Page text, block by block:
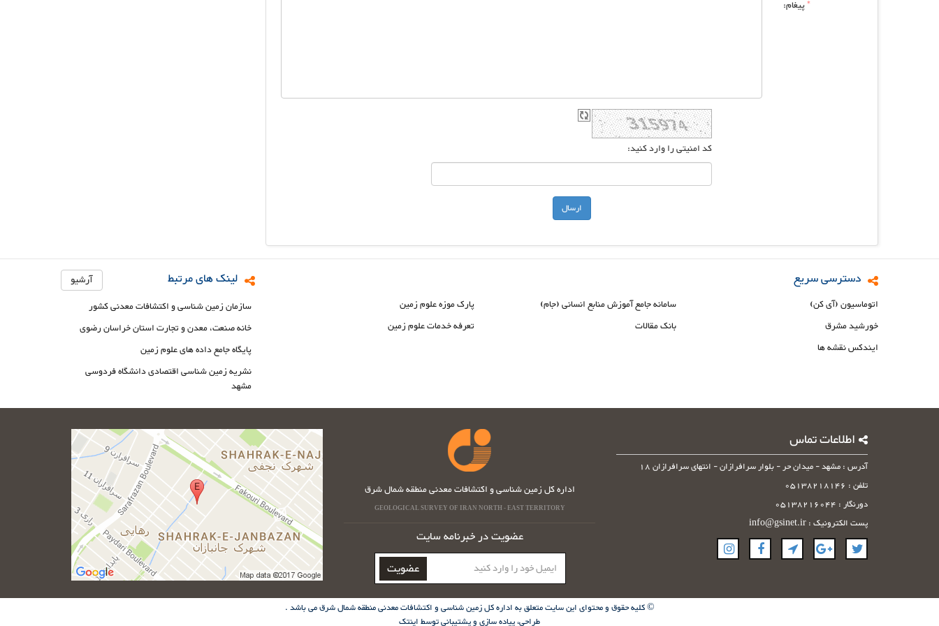
*پیغام:
کد امنیتی را وارد کنید:
دسترسی سریع
اتوماسیون (آی کن) سامانه جامع آموزش منابع انسانی (جام)
پارک موزه علوم زمین
خورشید مشرق
بانک مقالات
تعرفه خدمات علوم زمین
ایندکس نقشه ها
لینک های مرتبط آرشیو
سازمان زمین شناسی و اکتشافات معدنی کشور
خانه صنعت، معدن و تجارت استان خراسان رضوی
پایگاه جامع داده های علوم زمین
نشریه زمین شناسی اقتصادی دانشگاه فردوسی
مشهد
اطلاعات تماس
آدرس : مشهد - میدان حر - بلوار سرافرازان - انتهای سرافرازان 18
تلفن : 05138218146
دورنگار : 05138216044
پست الکترونیک : info@gsinet.ir
اداره کل زمین شناسی و اکتشافات معدنی منطقه شمال شرق
GEOLOGICAL SURVEY OF IRAN NORTH - EAST TERRITORY
عضویت در خبرنامه سایت
خود
را
وارد
عضویت
© کلیه حقوق و محتوای این سایت متعلق به اداره کل زمین شناسی و اکتشافات معدنی منطقه شمال شرق می باشد .
طراحی، پیاده سازی و پشتیبانی توسطاینتک